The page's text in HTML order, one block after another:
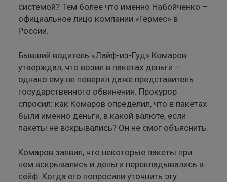
системой? Тем более что именно Набойченко –
официальное лицо компании «Гермес» в
России.
Бывший водитель «Лайф-из-Гуд» Комаров
утверждал, что возил в пакетах деньги –
однако ему не поверил даже представитель
государственного обвинения. Прокурор
спросил: как Комаров определил, что в пакетах
были именно деньги, в какой валюте, если
пакеты не вскрывались? Он не смог объяснить.
Комаров заявил, что некоторые пакеты при
нем вскрывались и деньги перекладывались в
сейф. Когда его попросили уточнить эту